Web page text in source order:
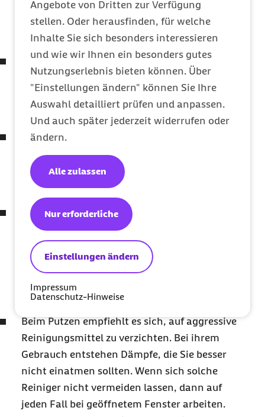
Angebote von Dritten zur Verfügung
stellen. Oder herausfinden, für welche
Inhalte Sie sich besonders interessieren
und wie wir Ihnen ein besonders gutes
Nutzungserlebnis bieten können. Über
"Einstellungen ändern" können Sie Ihre
Auswahl detailliert prüfen und anpassen.
Und auch später jederzeit widerrufen oder
ändern.
Einstellungen ändern
Nur erforderliche
Alle zulassen
Impressum
Datenschutz-Hinweise
gerader Rücken und gebeugte Knie entlasten
dabei die Wirbelsäule.
Schwere Lasten – und dazu zählt alles, was
mehr als 5 Kilogramm wiegt – sollten Sie nur
vorsichtig heben. Wenn möglich, lassen Sie
sich das Heben abnehmen.
Falls Sie mit Kreislaufproblemen und
Schwindelattacken zu kämpfen haben, sollten
Sie besser nicht mehr auf Leitern oder Stühle
steigen. Das Unfallrisiko ist dabei hoch.
Bei längeren stehenden Tätigkeiten, wie etwa
beruflich oder beim Bügeln oder bei
Essensvorbereitungen in der Küche, kann es
zum Versacken des Blutes in den Beinen und
diese Arbeiten besser im Sitzen.
Beim Putzen empfiehlt es sich, auf aggressive
Reinigungsmittel zu verzichten. Bei ihrem
Gebrauch entstehen Dämpfe, die Sie besser
nicht einatmen sollten. Wenn sich solche
Reiniger nicht vermeiden lassen, dann auf
jeden Fall bei geöffnetem Fenster arbeiten.